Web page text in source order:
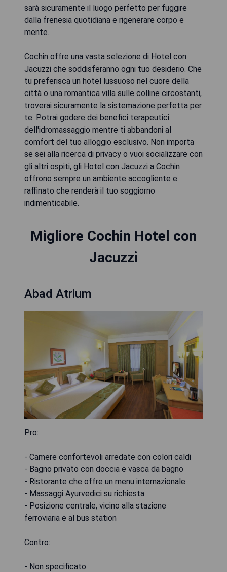
sarà sicuramente il luogo perfetto per fuggire
dalla frenesia quotidiana e rigenerare corpo e
mente.
Cochin offre una vasta selezione di Hotel con
Jacuzzi che soddisferanno ogni tuo desiderio. Che
tu preferisca un hotel lussuoso nel cuore della
città o una romantica villa sulle colline circostanti,
troverai sicuramente la sistemazione perfetta per
te. Potrai godere dei benefici terapeutici
dell'idromassaggio mentre ti abbandoni al
comfort del tuo alloggio esclusivo. Non importa
se sei alla ricerca di privacy o vuoi socializzare con
gli altri ospiti, gli Hotel con Jacuzzi a Cochin
offrono sempre un ambiente accogliente e
raffinato che renderà il tuo soggiorno
indimenticabile.
Migliore Cochin Hotel con
Jacuzzi
Abad Atrium
Pro:
- Camere confortevoli arredate con colori caldi
- Bagno privato con doccia e vasca da bagno
- Ristorante che offre un menu internazionale
- Massaggi Ayurvedici su richiesta
- Posizione centrale, vicino alla stazione
ferroviaria e al bus station
Contro:
- Non specificato